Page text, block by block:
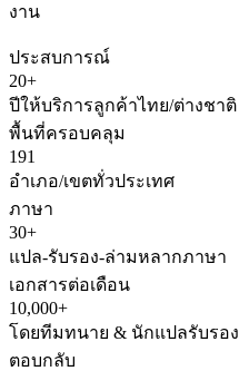
งาน
ประสบการณ์
20+
ปีให้บริการลูกค้าไทย/ต่างชาติ
พื้นที่ครอบคลุม
191
อำเภอ/เขตทั่วประเทศ
ภาษา
30+
แปล-รับรอง-ล่ามหลากภาษา
เอกสารต่อเดือน
10,000+
โดยทีมทนาย & นักแปลรับรอง
ตอบกลับ